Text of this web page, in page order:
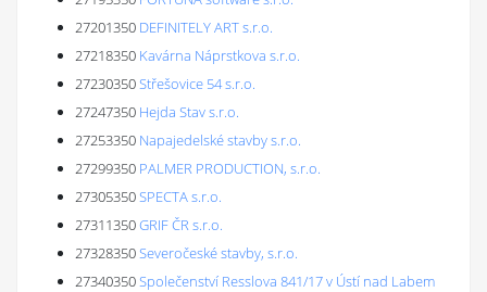
27201350 DEFINITELY ART s.r.o.
27218350 Kavárna Náprstkova s.r.o.
27230350Střešovice 54 s.r.o.
27247350 Hejda Stav s.r.o.
27253350 Napajedelské stavby s.r.o.
27299350 PALMER PRODUCTION, s.r.o.
27305350SPECTA s.r.o.
27311350GRIF ČR s.r.o.
27328350Severočeské stavby, s.r.o.
27340350Společenství Resslova 841/17 v Ústí nad Labem